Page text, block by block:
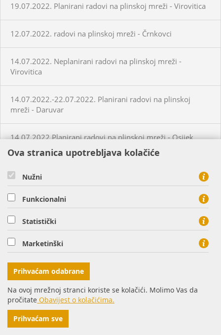
19.07.2022. Planirani radovi na plinskoj mreži - Virovitica
12.07.2022. radovi na plinskoj mreži - Črnkovci
14.07.2022. Neplanirani radovi na plinskoj mreži -
Virovitica
14.07.2022.-22.07.2022. Planirani radovi na plinskoj
mreži - Daruvar
14.07.2022.Planirani radovi na plinskoj mreži - Osijek
15.07.2022. Neplanirani radovi na plinskoj mreži -
Virovitica
19.07.2022.Planirani radovi na plinskoj mreži - Donji
Miholjac
21.07.2022. Planirani radovi na plinskoj mreži - Petrijevci
18.07.2022. Planirani radovi na plinskoj mreži - Našice
19.07.2022. Planirani radovi na plinskoj mreži - Virovitica
Ova stranica upotrebljava kolačiće
Nužni
Funkcionalni
Statistički
Marketinški
Prihvaćam odabrane
Na ovoj mrežnoj stranci koriste se kolačići. Molimo Vas da
pročitate Obavijest o kolačićima.
Prihvaćam sve